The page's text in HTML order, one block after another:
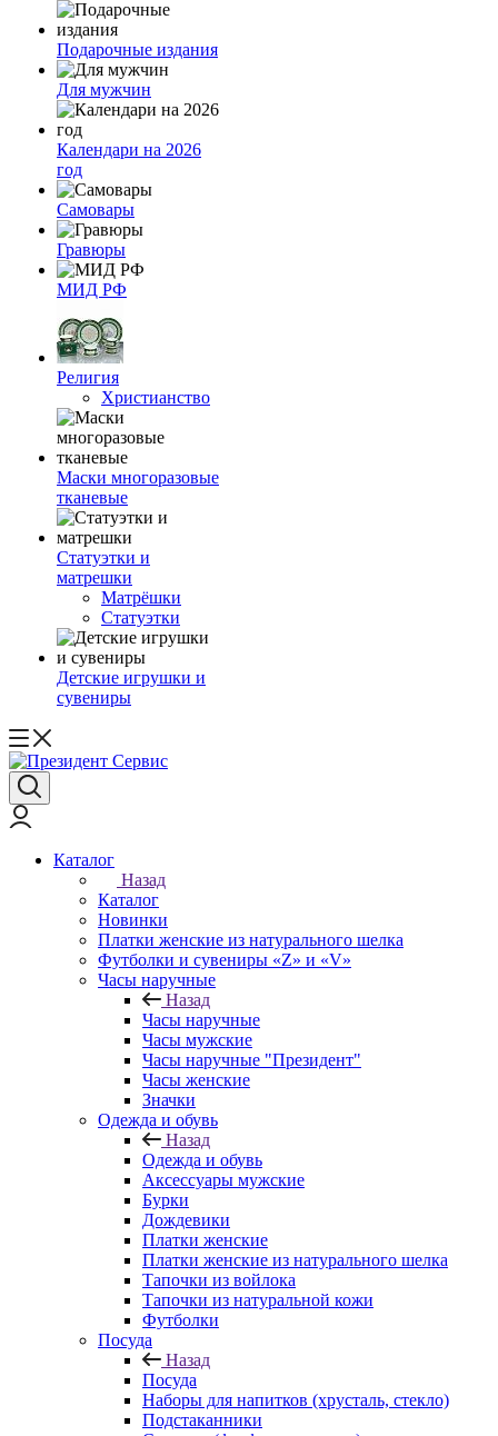
Подарочные издания
Для мужчин
Календари на 2026
год
Самовары
Гравюры
МИД РФ
Религия
Христианство
Маски многоразовые
тканевые
Статуэтки и
матрешки
Матрёшки
Статуэтки
Детские игрушки и
сувениры
Каталог
Назад
Каталог
Новинки
Платки женские из натурального шелка
Футболки и сувениры «Z» и «V»
Часы наручные
Назад
Часы наручные
Часы мужские
Часы наручные "Президент"
Часы женские
Значки
Одежда и обувь
Назад
Одежда и обувь
Аксессуары мужские
Бурки
Дождевики
Платки женские
Платки женские из натурального шелка
Тапочки из войлока
Тапочки из натуральной кожи
Футболки
Посуда
Назад
Посуда
Наборы для напитков (хрусталь, стекло)
Подстаканники